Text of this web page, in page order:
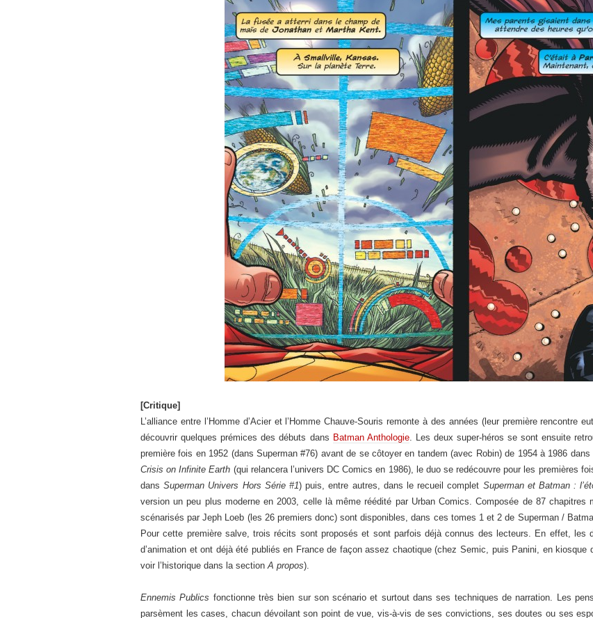
[Critique]
L’alliance entre l’Homme d’Acier et l’Homme Chauve-Souris remonte à des années (leur première rencontre
découvrir quelques prémices des débuts dans Batman Anthologie. Les deux super-héros se sont ensuite
première fois en 1952 (dans Superman #76) avant de se côtoyer en tandem (avec Robin) de 1954 à 1986
Crisis on Infinite Earth (qui relancera l’univers DC Comics en 1986), le duo se redécouvre pour les premières
dans Superman Univers Hors Série #1) puis, entre autres, dans le recueil complet Superman et Batman :
version un peu plus moderne en 2003, celle là même réédité par Urban Comics. Composée de 87 chapitres
scénarisés par Jeph Loeb (les 26 premiers donc) sont disponibles, dans ces tomes 1 et 2 de Superman /
Pour cette première salve, trois récits sont proposés et sont parfois déjà connus des lecteurs. En effet, les
d’animation et ont déjà été publiés en France de façon assez chaotique (chez Semic, puis Panini, en
voir l’historique dans la sectionA propos).
Ennemis Publics fonctionne très bien sur son scénario et surtout dans ses techniques de narration. Les
parsèment les cases, chacun dévoilant son point de vue, vis-à-vis de ses convictions, ses doutes ou ses